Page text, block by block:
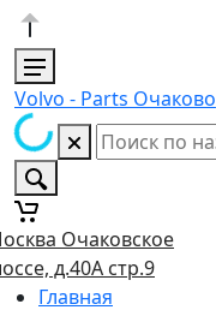
Volvo - Parts Очаково
Очаковское
д.40А стр.9
Главная